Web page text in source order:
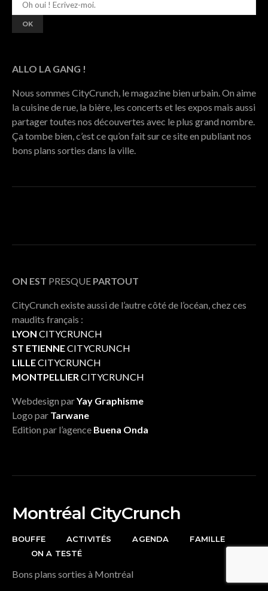
ALLO LA GANG !
Nous sommes CityCrunch, le magazine bien urbain. On aime
la cuisine de rue, la bière, les concerts et les expos mais aussi
partager toutes nos découvertes avec le plus grand nombre.
Ça tombe bien, c’est ce qu’on fait sur ce site en publiant nos
bons plans sorties dans la ville.
ON EST PRESQUE PARTOUT
CityCrunch existe aussi de l’autre côté de l’océan, chez ces
maudits français :
LYON CITYCRUNCH
ST ETIENNECITYCRUNCH
LILLECITYCRUNCH
MONTPELLIER CITYCRUNCH
Webdesign parYay Graphisme
Logo par Tarwane
Edition par l’agence Buena Onda
Montréal CityCrunch
BOUFFE ACTIVITÉS AGENDA
FAMILLE
ON A TESTÉ
Bons plans sorties à Montréal